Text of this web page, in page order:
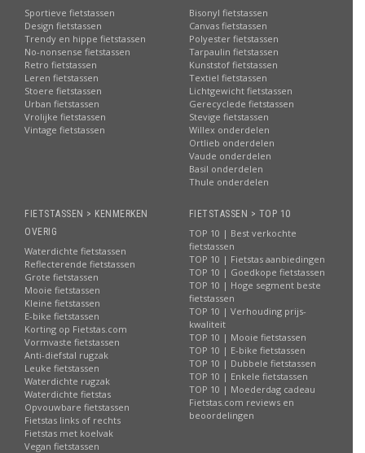
Sportieve fietstassen
Design fietstassen
Trendy en hippe fietstassen
No-nonsense fietstassen
Retro fietstassen
Leren fietstassen
Stoere fietstassen
Urban fietstassen
Vrolijke fietstassen
Vintage fietstassen
Bisonyl fietstassen
Canvas fietstassen
Polyester fietstassen
Tarpaulin fietstassen
Kunststof fietstassen
Textiel fietstassen
Lichtgewicht fietstassen
Gerecyclede fietstassen
Stevige fietstassen
Willex onderdelen
Ortlieb onderdelen
Vaude onderdelen
Basil onderdelen
Thule onderdelen
FIETSTASSEN > KENMERKEN
OVERIG
Waterdichte fietstassen
Reflecterende fietstassen
Grote fietstassen
Mooie fietstassen
Kleine fietstassen
E-bike fietstassen
Korting op Fietstas.com
Vormvaste fietstassen
Anti-diefstal rugzak
Leuke fietstassen
Waterdichte rugzak
Waterdichte fietstas
Opvouwbare fietstassen
Fietstas links of rechts
Fietstas met koelvak
Vegan fietstassen
FIETSTASSEN > TOP 10
TOP 10 | Best verkochte
fietstassen
TOP 10 | Fietstas aanbiedingen
TOP 10 | Goedkope fietstassen
TOP 10 | Hoge segment beste
fietstassen
TOP 10 | Verhouding prijs-
kwaliteit
TOP 10 | Mooie fietstassen
TOP 10 | E-bike fietstassen
TOP 10 | Dubbele fietstassen
TOP 10 | Enkele fietstassen
TOP 10 | Moederdag cadeau
Fietstas.com reviews en
beoordelingen